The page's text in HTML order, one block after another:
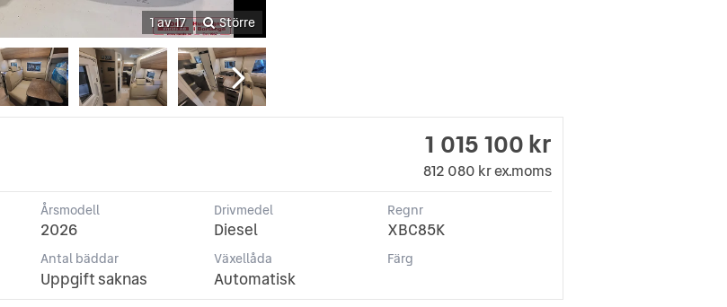
1 av 17 Större
1 015 100 kr
812 080 kr ex.moms
Årsmodell
2026
Drivmedel
Diesel
Regnr
XBC85K
Antal bäddar
Uppgift saknas
Växellåda
Automatisk
Färg